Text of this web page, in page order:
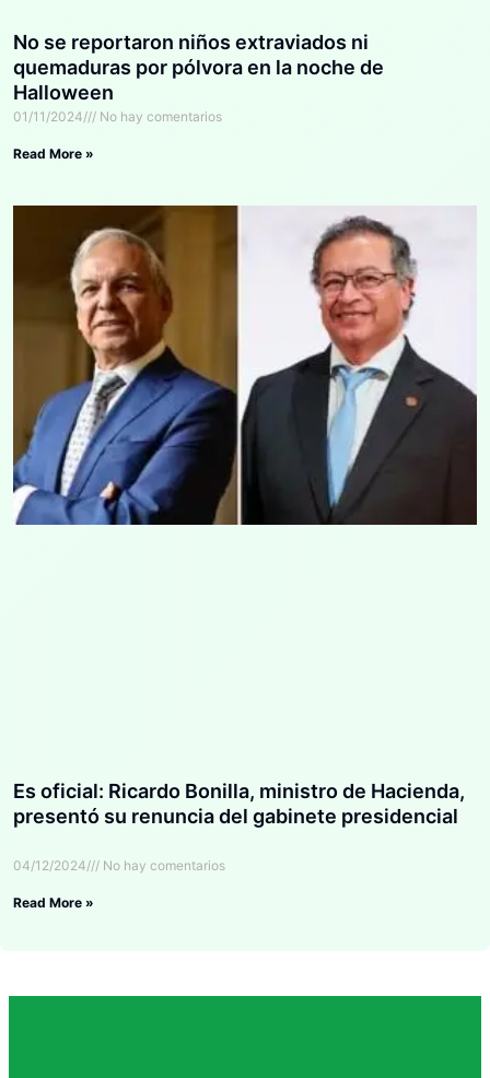
No se reportaron niños extraviados ni
quemaduras por pólvora en la noche de
Halloween
01/11/2024 No hay comentarios
Read More »
Es oficial: Ricardo Bonilla, ministro de Hacienda,
presentó su renuncia del gabinete presidencial
04/12/2024 No hay comentarios
Read More »